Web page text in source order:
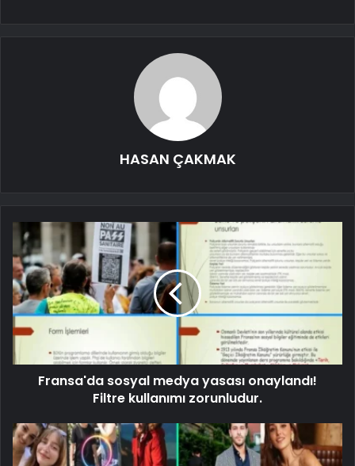
HASAN ÇAKMAK
Fransa'da sosyal medya yasası onaylandı!
Filtre kullanımı zorunludur.